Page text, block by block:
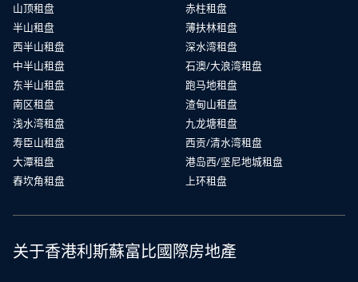
山顶租盘
半山租盘
西半山租盘
中半山租盘
东半山租盘
南区租盘
浅水湾租盘
寿臣山租盘
大潭租盘
舂坎角租盘
赤柱租盘
薄扶林租盘
深水湾租盘
石澳/大浪湾租盘
跑马地租盘
渣甸山租盘
九龙塘租盘
西贡/清水湾租盘
港岛西/坚尼地城租盘
上环租盘
关于香港利斯蘇富比國際房地產